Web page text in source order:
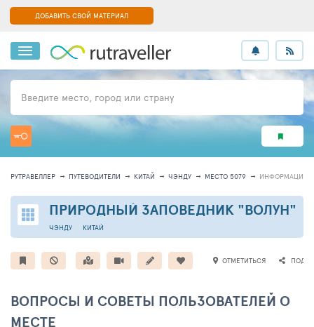
ДОБАВИТЬ СВОЙ МАТЕРИАЛ
Введите место, город или страну
РУТРАВЕЛЛЕР ПУТЕВОДИТЕЛИ КИТАЙ ЧЭНДУ МЕСТО 5079 ИНФОРМАЦИЯ
ПРИРОДНЫЙ ЗАПОВЕДНИК "ВОЛУН"
КИТАЙ
ЧЭНДУ
ОТМЕТИТЬСЯ
ВОПРОСЫ И СОВЕТЫ ПОЛЬЗОВАТЕЛЕЙ О
МЕСТЕ